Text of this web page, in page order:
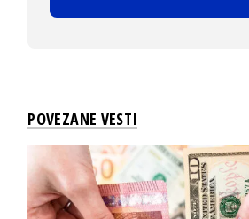
POVEZANE VESTI